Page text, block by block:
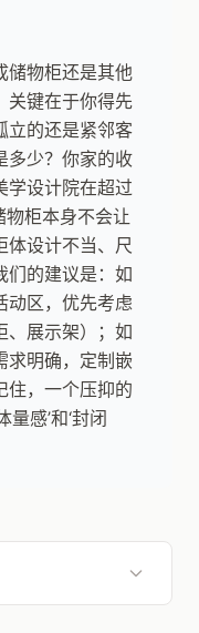
储物柜还是其他
关键在于你得先
立的还是紧邻客
多少？你家的收
学设计院在超过
柜本身不会让
体设计不当、尺
们的建议是：如
动区，优先考虑
、展示架）；如
求明确，定制嵌
住，一个压抑的
感’和‘封闭